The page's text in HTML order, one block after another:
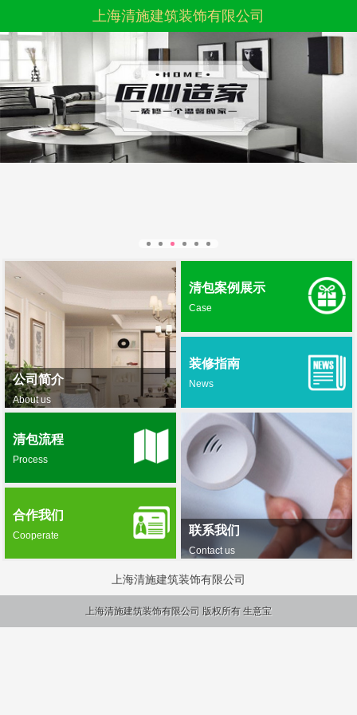
上海清施建筑装饰有限公司
公司简介
About us
清包案例展示
Case
装修指南
News
联系我们
Contact us
清包流程
Process
合作我们
Cooperate
上海清施建筑装饰有限公司
上海清施建筑装饰有限公司 版权所有 生意宝